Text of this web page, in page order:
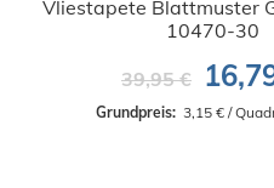
Vliestapete Blattmuster
10470-30
39,95 €
Grundpreis: 3,15 € /